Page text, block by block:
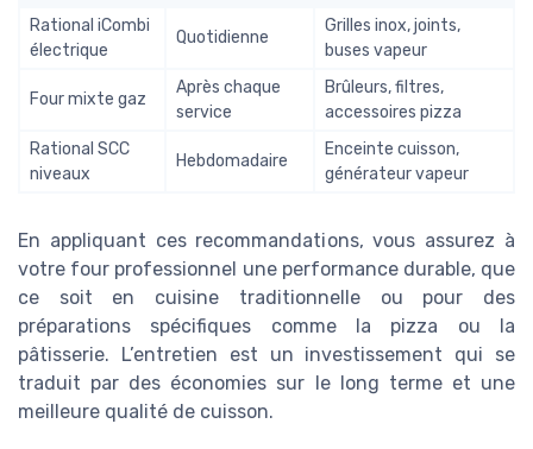
Rational iCombi
électrique
Quotidienne
Grilles inox, joints,
buses vapeur
Four mixte gaz
Après chaque
service
Brûleurs, filtres,
accessoires pizza
Rational SCC
niveaux
Hebdomadaire
Enceinte cuisson,
générateur vapeur
En appliquant ces recommandations, vous assurez à
votre four professionnel une performance durable, que
ce soit en cuisine traditionnelle ou pour des
préparations spécifiques comme la pizza ou la
pâtisserie. L’entretien est un investissement qui se
traduit par des économies sur le long terme et une
meilleure qualité de cuisson.